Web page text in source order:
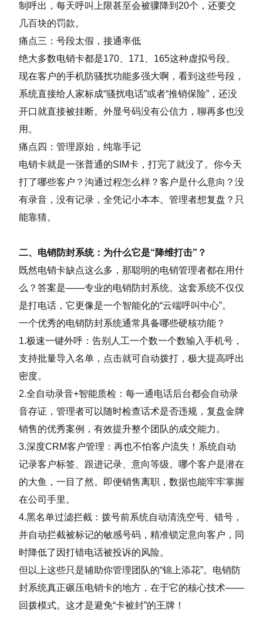
制呼出，每天呼叫上限甚至会被骤降到20个，还要交
几百块的罚款。
痛点三：号段太假，接通率低
绝大多数电销卡都是170、171、165这种虚拟号段。
现在客户的手机防骚扰功能多强大啊，看到这些号段，
系统直接给人家标成“骚扰电话”或者“推销保险”，还没
开口就直接被挂断。外显号码没有公信力，聊再多也没
用。
痛点四：管理原始，纯靠手记
电销卡就是一张普通的SIM卡，打完了就没了。你今天
打了哪些客户？沟通过程怎么样？客户是什么意向？没
有录音，没有记录，全凭记小本本。管理者想复盘？只
能靠猜。
二、电销防封系统：为什么它是“降维打击”？
既然电销卡缺点这么多，那聪明的电销管理者都在用什
么？答案是——专业的电销防封系统。这套系统不仅仅
是打电话，它更像是一个智能化的“云端呼叫中心”。
一个优秀的电销防封系统通常具备哪些硬核功能？
1.极速一键外呼：告别人工一个数一个数输入手机号，
支持批量导入名单，点击就可自动拨打，极大提高呼出
密度。
2.全自动录音+智能质检：每一通电话后台都会自动录
音存证，管理者可以随时检查话术是否违规，复盘金牌
销售的优秀案例，有效提升整个团队的成交能力。
3.深度CRM客户管理：再也不怕客户流失！系统自动
记录客户标签、跟进记录、意向等级。哪个客户是潜在
的大鱼，一目了然。即便销售离职，数据也能牢牢掌握
在公司手里。
4.黑名单过滤拦截：拨号前系统自动清洗空号、错号，
并自动拦截被标记的敏感号码，精准锁定意向客户，同
时降低了因打错电话被投诉的风险。
但以上这些只是辅助你管理团队的“锦上添花”。电销防
封系统真正碾压电销卡的地方，在于它的核心技术——
回拨模式。这才是避免“卡被封”的王牌！